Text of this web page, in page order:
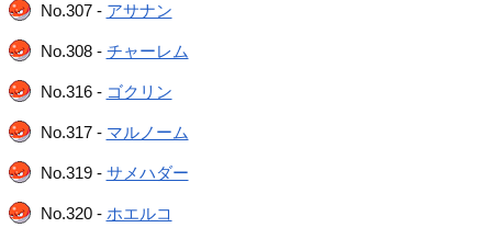
No.307 - アサナン
No.308 - チャーレム
No.316 - ゴクリン
No.317 - マルノーム
No.319 - サメハダー
No.320 - ホエルコ